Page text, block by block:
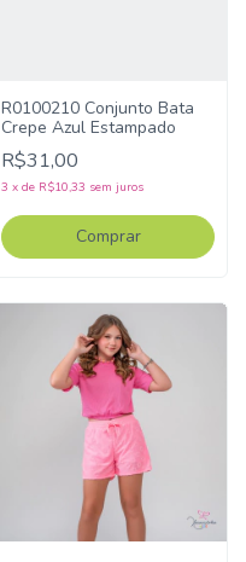
R0100210 Conjunto Bata
Crepe Azul Estampado
R$31,00
3 x de R$10,33 sem juros
Comprar